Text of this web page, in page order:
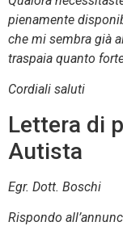
pienamente
che mi sembra già
traspaia quanto
Cordiali saluti
Lettera di
Autista
Egr. Dott. Boschi
Rispondo